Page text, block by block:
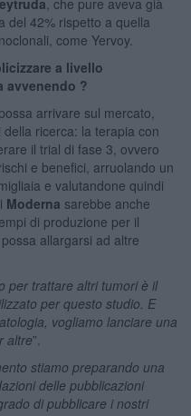
del 42% rispetto a quella
come Yervoy.
a livello
avvenendo ?
arrivare sul mercato,
ricerca: la terapia con
il trial di fase 3, ovvero
e benefici, arruolando un
e valutandone quindi
Moderna sarebbe anche
di produzione per il
allargarsi ad altre
per trattare altri tumori è il
per questo studio. E
vogliamo lanciare una
altre”.
stiamo preparando una
delle pubblicazioni
di pubblicare i nostri